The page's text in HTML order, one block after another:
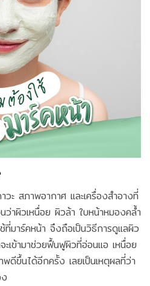
ะ สภาพอากาศ และเครื่องสำอางที่
ว่าผิวเหนื่อย ผิวล้า ใบหน้าหมองคล้ำ
ที่มาร์คหน้า จึงถือเป็นวิธีการดูแลผิว
เข้ามาช่วยฟื้นฟูผิวที่อ่อนแอ เหนื่อย
ดีขึ้นได้อีกครั้ง เลยเป็นเหตุผลที่ว่า